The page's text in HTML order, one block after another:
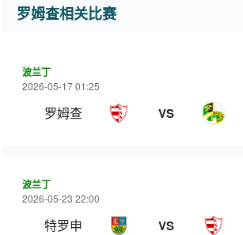
罗姆查相关比赛
波兰丁
2026-05-17 01:25
罗姆查 VS
波兰丁
2026-05-23 22:00
特罗申 VS